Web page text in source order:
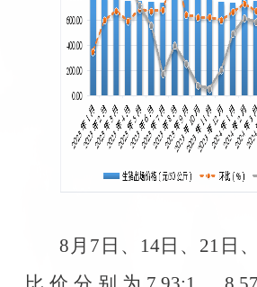
8 月 7 日、 14日、 21 日、